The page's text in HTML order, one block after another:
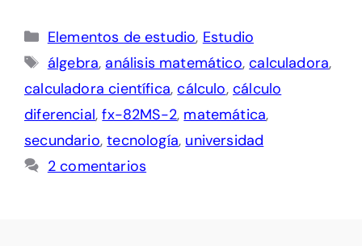
Categorías
Elementos de estudio, Estudio
Etiquetas
álgebra, análisis matemático,calculadora,
calculadora científica,cálculo, cálculo
diferencial,fx-82MS-2, matemática,
secundario,tecnología, universidad
2 comentarios